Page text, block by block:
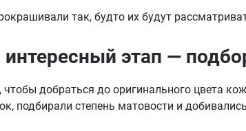
так, будто их будут
этап —
добраться до оригинального цвета
подбирали степень матовости и
телефона
на обработкуперсональных данных
Наш менеджер свяжется с вами
телефона
Прикрепить фото